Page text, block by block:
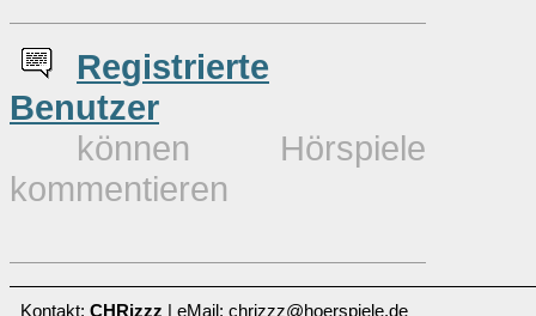
Registrierte
Benutzer
können Hörspiele
kommentieren
Kontakt: CHRizzz | eMail: chrizzz@hoerspiele.de